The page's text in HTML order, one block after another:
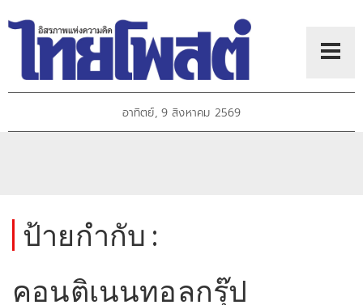
อาทิตย์, 9 สิงหาคม 2569
ป้ายกำกับ :
คอนติเนนทอลกรุ๊ป